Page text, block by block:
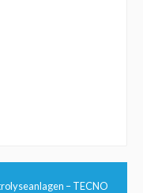
– TECNO